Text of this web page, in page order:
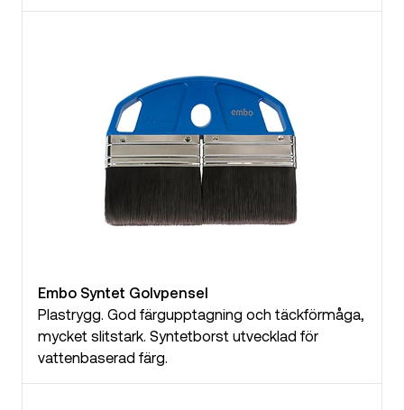
Embo Syntet Golvpensel
Plastrygg. God färgupptagning och täckförmåga,
mycket slitstark. Syntetborst utvecklad för
vattenbaserad färg.